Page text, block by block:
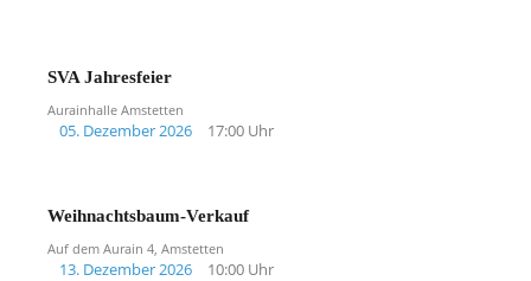
SVA Jahresfeier
Aurainhalle Amstetten
05. Dezember 2026 17:00 Uhr
Weihnachtsbaum-Verkauf
Auf dem Aurain 4, Amstetten
13. Dezember 2026 10:00 Uhr